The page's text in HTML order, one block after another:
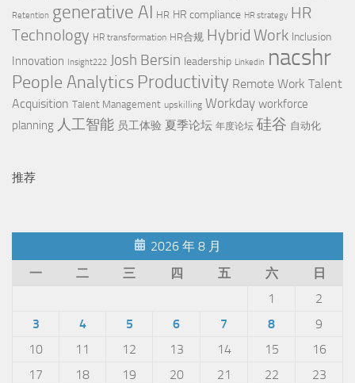
Retention generative AI HR HR compliance HR strategy HR
Technology HR transformation HR合规 Hybrid Work Inclusion
Innovation Insight222 Josh Bersin leadership Linkedin nacshr
People Analytics Productivity Remote Work Talent
Acquisition Talent Management upskilling Workday workforce
planning 人工智能 员工体验 夏季论坛 年度论坛 硅谷 自动化
推荐
2026 年 8 月
一
二 三 四 五 六
日
1
2
3
4 5 6 7 8
9
10
11 12 13 14 15
16
17
18 19 20 21 22
23